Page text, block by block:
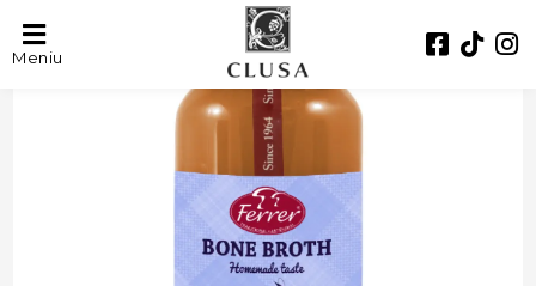
Meniu- 35%